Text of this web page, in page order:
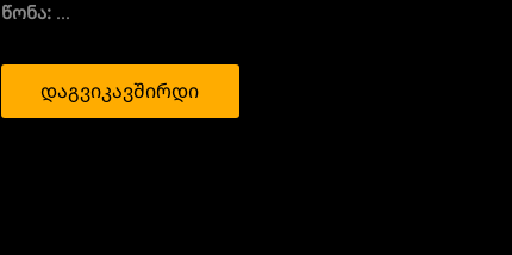
წონა:...
დაგვიკავშირდი